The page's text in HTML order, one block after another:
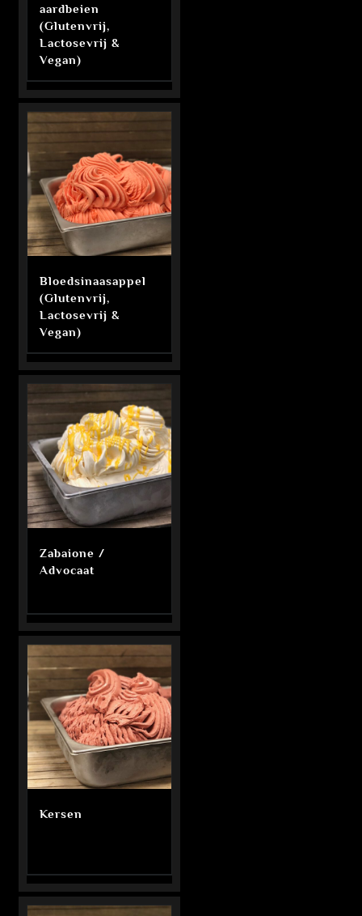
aardbeien
(Glutenvrij,
Lactosevrij &
Vegan)
Bloedsinaasappel
(Glutenvrij,
Lactosevrij &
Vegan)
Zabaione /
Advocaat
Kersen